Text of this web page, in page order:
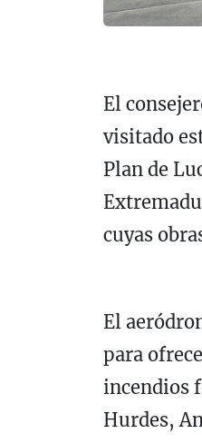
El
visitado
Plan de
cuyas
El
para
incendios
Hurdes,